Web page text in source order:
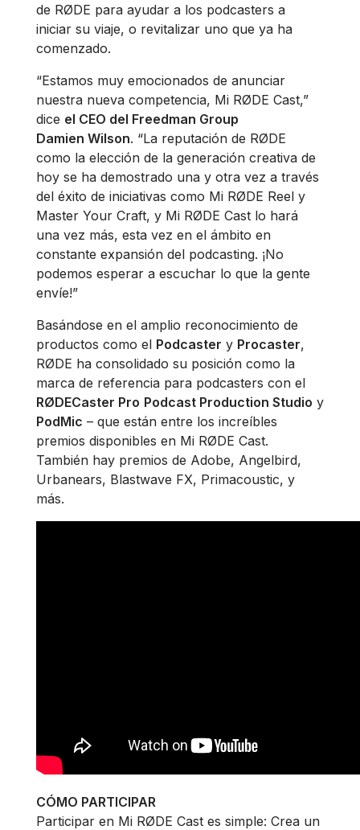
de RØDE para ayudar a los podcasters a
iniciar su viaje, o revitalizar uno que ya ha
comenzado.
“Estamos muy emocionados de anunciar
nuestra nueva competencia, Mi RØDE Cast,”
dice el CEO del Freedman Group
Damien Wilson. “La reputación de RØDE
como la elección de la generación creativa de
hoy se ha demostrado una y otra vez a través
del éxito de iniciativas como Mi RØDE Reel y
Master Your Craft, y Mi RØDE Cast lo hará
una vez más, esta vez en el ámbito en
constante expansión del podcasting. ¡No
podemos esperar a escuchar lo que la gente
envíe!”
Basándose en el amplio reconocimiento de
productos como el Podcaster y Procaster,
RØDE ha consolidado su posición como la
marca de referencia para podcasters con el
RØDECaster Pro Podcast Production Studio y
PodMic – que están entre los increíbles
premios disponibles en Mi RØDE Cast.
También hay premios de Adobe, Angelbird,
Urbanears, Blastwave FX, Primacoustic, y
más.
CÓMO PARTICIPAR
Participar en Mi RØDE Cast es simple: Crea un